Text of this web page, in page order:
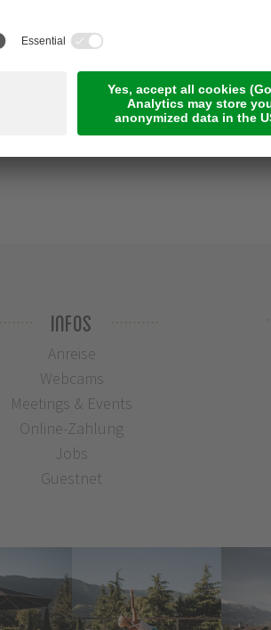
Infos
Anreise
Webcams
Meetings & Events
Online-Zahlung
Jobs
Guestnet